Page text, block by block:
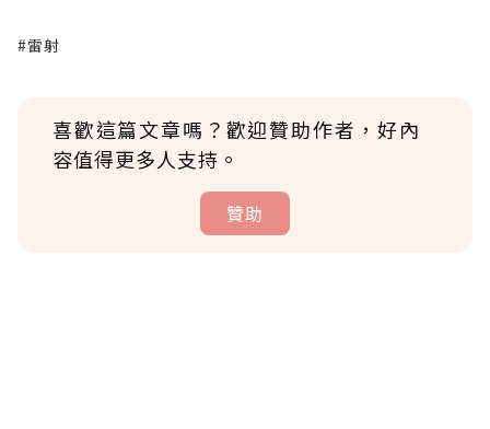
#雷射
喜歡這篇文章嗎？歡迎贊助作者，好內
容值得更多人支持。
贊助